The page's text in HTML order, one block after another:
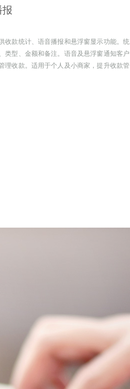
收款统计、语音播报和悬浮窗显示功能。统
类型、金额和备注。语音及悬浮窗通知客户
理收款。适用于个人及小商家，提升收款管